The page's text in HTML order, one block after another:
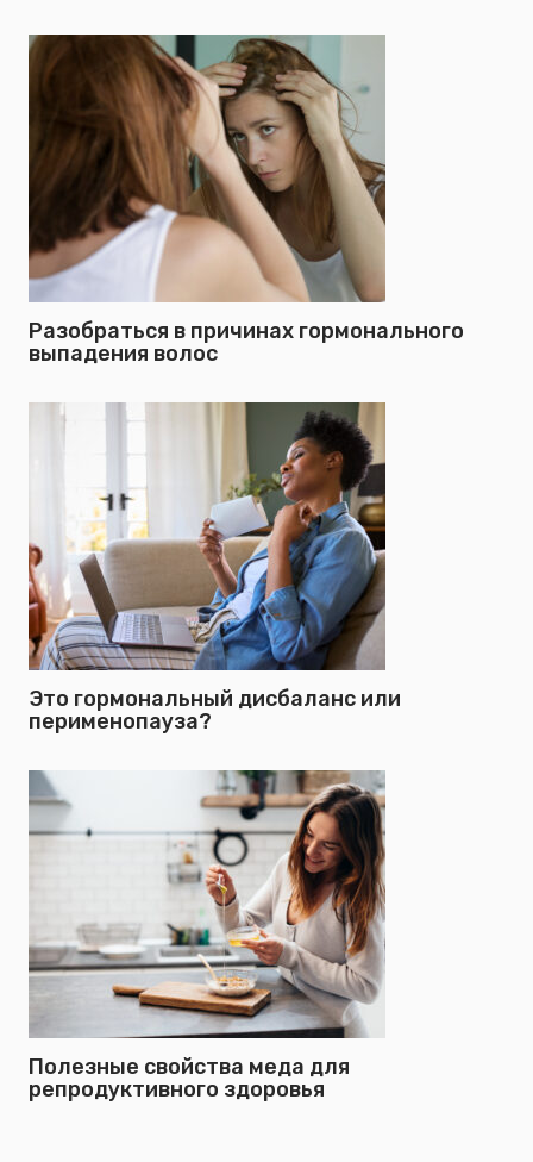
Разобраться в причинах гормонального
выпадения волос
Это гормональный дисбаланс или
перименопауза?
Полезные свойства меда для
репродуктивного здоровья